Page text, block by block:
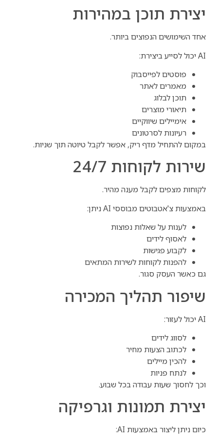
יצירת תוכן במהירות
אחד השימושים הנפוצים ביותר.
AI יכול לסייע ביצירת:
פוסטים לפייסבוק
מאמרים לאתר
תוכן לבלוג
תיאורי מוצרים
אימיילים שיווקיים
רעיונות לסרטונים
במקום להתחיל מדף ריק, אפשר לקבל טיוטה תוך שניות.
שירות לקוחות 24/7
לקוחות מצפים לקבל מענה מהיר.
באמצעות צ'אטבוטים מבוססי AI ניתן:
לענות על שאלות נפוצות
לאסוף לידים
לקבוע פגישות
להפנות לקוחות לשירות המתאים
גם כאשר העסק סגור.
שיפור תהליך המכירה
AI יכול לעזור:
לסווג לידים
לכתוב הצעות מחיר
להכין מיילים
לנתח פניות
וכך לחסוך שעות עבודה בכל שבוע.
יצירת תמונות וגרפיקה
כיום ניתן ליצור באמצעות AI: